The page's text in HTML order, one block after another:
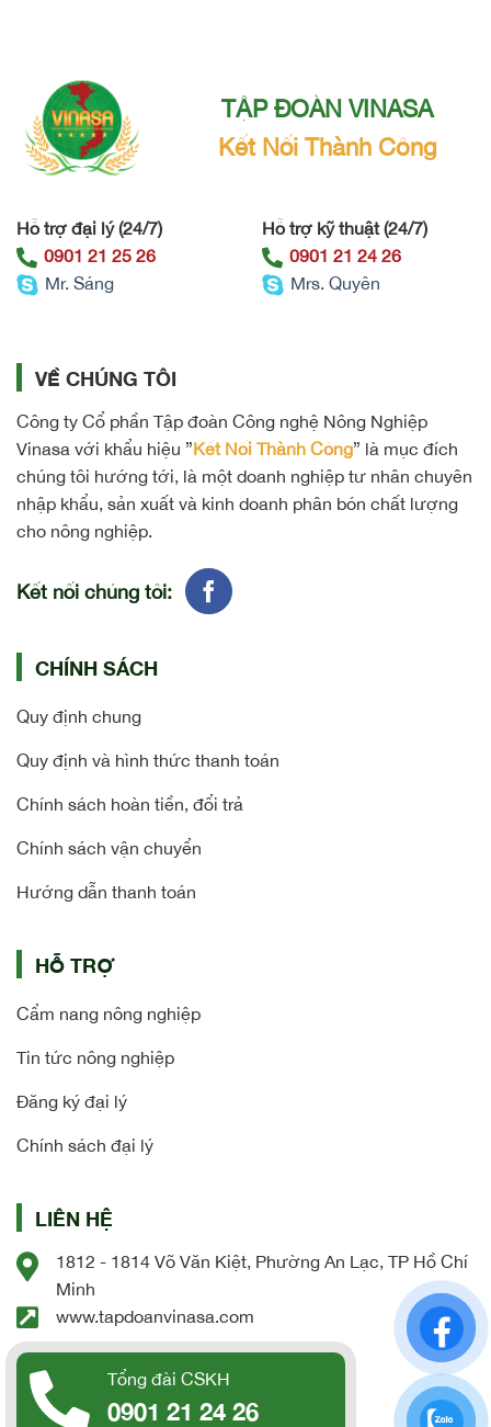
TẬP ĐOÀN VINASA
Kết Nối Thành Công
Hỗ trợ đại lý (24/7)
0901 21 25 26
Mr. Sáng
Hỗ trợ kỹ thuật (24/7)
0901 21 24 26
Mrs. Quyên
VỀ CHÚNG TÔI
Công ty Cổ phần Tập đoàn Công nghệ Nông Nghiệp
Vinasa với khẩu hiệu ”Kết Nối Thành Công” là mục đích
chúng tôi hướng tới, là một doanh nghiệp tư nhân chuyên
nhập khẩu, sản xuất và kinh doanh phân bón chất lượng
cho nông nghiệp.
Kết nối chúng tôi:
CHÍNH SÁCH
Quy định chung
Quy định và hình thức thanh toán
Chính sách hoàn tiền, đổi trả
Chính sách vận chuyển
Hướng dẫn thanh toán
HỖ TRỢ
Cẩm nang nông nghiệp
Tin tức nông nghiệp
Đăng ký đại lý
Chính sách đại lý
LIÊN HỆ
1812 - 1814 Võ Văn Kiệt, Phường An Lạc, TP Hồ Chí
Minh
www.tapdoanvinasa.com
Tổng đài CSKH
0901 21 24 26